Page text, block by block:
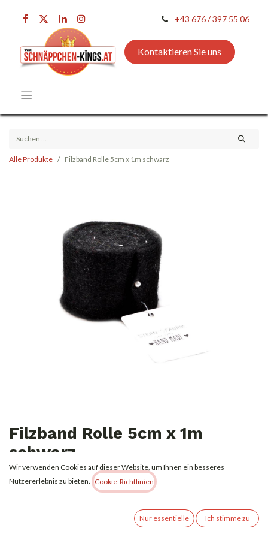
+43 676 / 397 55 06
Kontaktieren Sie uns
Alle Produkte Filzband Rolle 5cm x 1m schwarz
Filzband Rolle 5cm x 1m
schwarz
1,00€ Alle Preise inkl. MwSt.zzgl. Versandkosten
Wir verwenden Cookies auf dieser Website, um Ihnen ein besseres
Nutzererlebnis zu bieten.
Cookie-Richtlinien
Nur essentielle Ich stimme zu